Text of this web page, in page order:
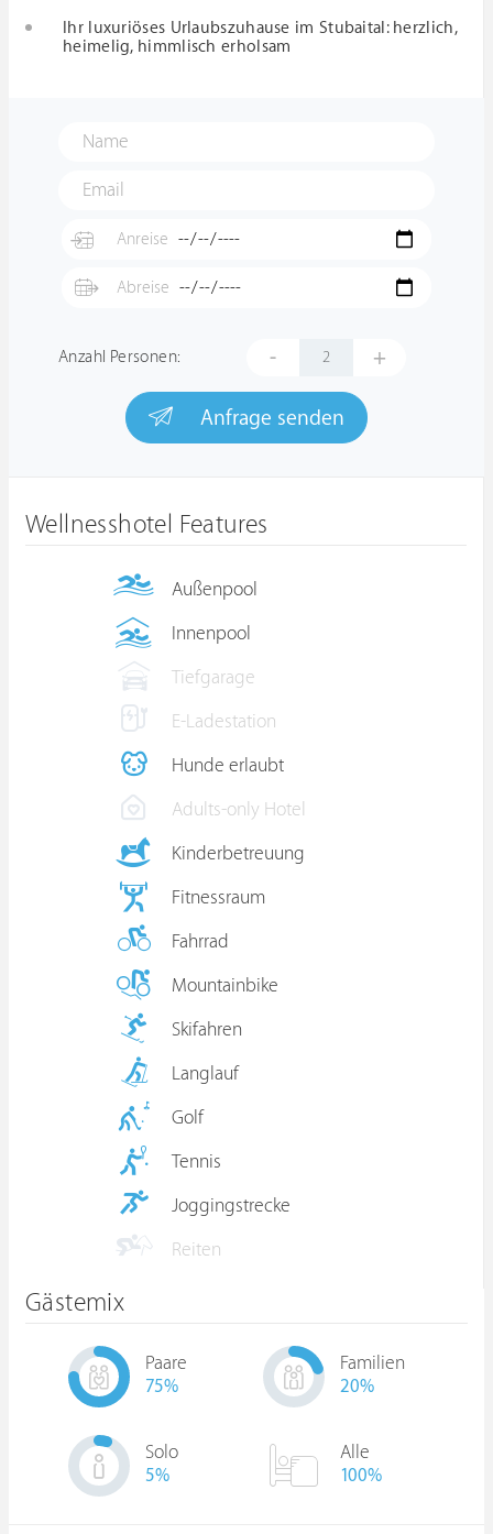
Ihr luxuriöses Urlaubszuhause im Stubaital: herzlich,
heimelig, himmlisch erholsam
Anzahl Personen: - +
Anfrage senden
Wellnesshotel Features
Außenpool
Innenpool
Tiefgarage
E-Ladestation
Hunde erlaubt
Adults-only Hotel
Kinderbetreuung
Fitnessraum
Fahrrad
Mountainbike
Skifahren
Langlauf
Golf
Tennis
Joggingstrecke
Reiten
Gästemix
Paare
75%
Familien
20%
Solo
5%
Alle
100%